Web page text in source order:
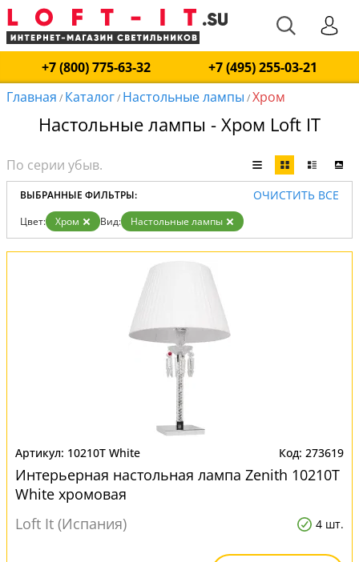
+7 (800) 775-63-32
+7 (495) 255-03-21
Главная / Каталог/ Настольные лампы /Хром
Настольные лампы - Хром Loft IT
ВЫБРАННЫЕ ФИЛЬТРЫ: ОЧИСТИТЬ ВСЕ
Цвет: Хром Вид: Настольные лампы
10210T White 273619
Интерьерная настольная лампа Zenith 10210T
White хромовая
Loft It (Испания)
4 шт.